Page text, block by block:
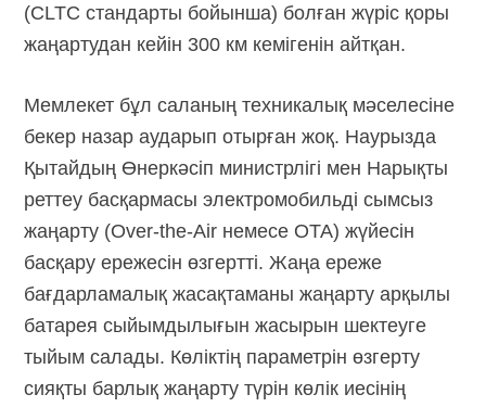
(CLTC стандарты бойынша) болған жүріс қоры
жаңартудан кейін 300 км кемігенін айтқан.
Мемлекет бұл саланың техникалық мәселесіне
бекер назар аударып отырған жоқ. Наурызда
Қытайдың Өнеркәсіп министрлігі мен Нарықты
реттеу басқармасы электромобильді сымсыз
жаңарту (Over-the-Air немесе OTA) жүйесін
басқару ережесін өзгертті. Жаңа ереже
бағдарламалық жасақтаманы жаңарту арқылы
батарея сыйымдылығын жасырын шектеуге
тыйым салады. Көліктің параметрін өзгерту
сияқты барлық жаңарту түрін көлік иесінің